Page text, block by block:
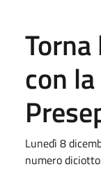
con
Lunedì 8
numero